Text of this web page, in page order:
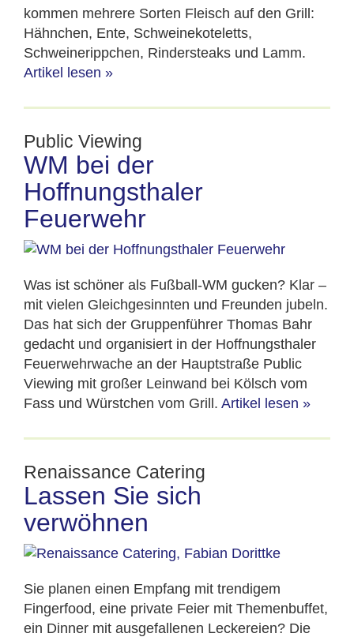
kommen mehrere Sorten Fleisch auf den Grill:
Hähnchen, Ente, Schweinekoteletts,
Schweinerippchen, Rindersteaks und Lamm.
Artikel lesen »
Public Viewing
WM bei der
Hoffnungsthaler
Feuerwehr
Was ist schöner als Fußball-WM gucken? Klar –
mit vielen Gleichgesinnten und Freunden jubeln.
Das hat sich der Gruppenführer Thomas Bahr
gedacht und organisiert in der Hoffnungsthaler
Feuerwehrwache an der Hauptstraße Public
Viewing mit großer Leinwand bei Kölsch vom
Fass und Würstchen vom Grill. Artikel lesen »
Renaissance Catering
Lassen Sie sich
verwöhnen
Sie planen einen Empfang mit trendigem
Fingerfood, eine private Feier mit Themenbuffet,
ein Dinner mit ausgefallenen Leckereien? Die